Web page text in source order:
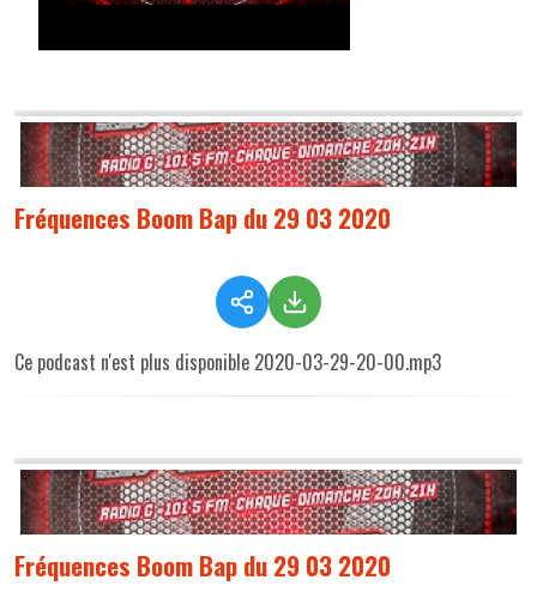
Fréquences Boom Bap du 29 03 2020
Ce podcast n'est plus disponible 2020-03-29-20-00.mp3
Fréquences Boom Bap du 29 03 2020